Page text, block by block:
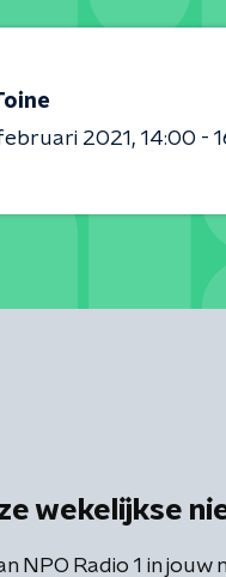
2021
14:00 -
wekelijkse
NPO Radio 1 in jouw